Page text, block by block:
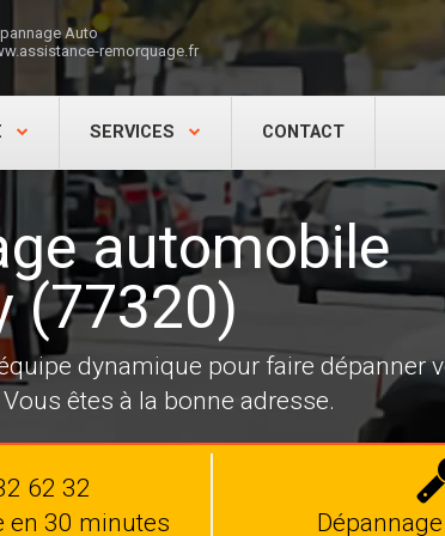
Auto
remorquage.fr
SERVICES CONTACT
automobile
(77320)
dynamique pour faire dépanner
êtes à la bonne adresse.
62 32
en 30 minutes